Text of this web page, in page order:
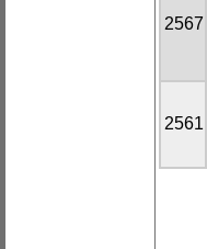
2567
2561